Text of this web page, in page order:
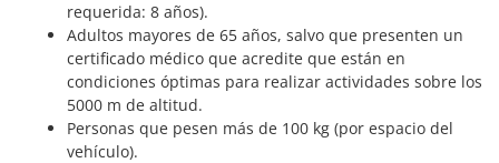
requerida: 8 años).
Adultos mayores de 65 años, salvo que presenten un
certificado médico que acredite que están en
condiciones óptimas para realizar actividades sobre los
5000 m de altitud.
Personas que pesen más de 100 kg (por espacio del
vehículo).